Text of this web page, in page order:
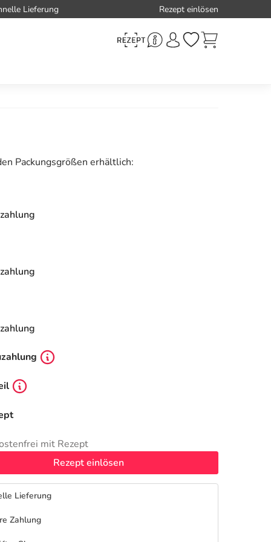
Lieferung Rezept einlösen
Packungsgrößen erhältlich:
mit Rezept
Rezept einlösen
Lieferung
Zahlung